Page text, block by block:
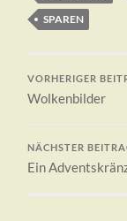
SPAREN
VORHERIGER
Wolkenbilder
NÄCHSTER
Ein